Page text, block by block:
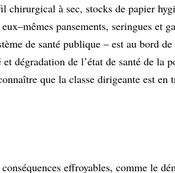
chirurgical à sec, stocks de papier
pansements, seringues et
de santé publique – est au bord de
dégradation de l’état de santé de la
que la classe dirigeante est en
effroyables, comme le